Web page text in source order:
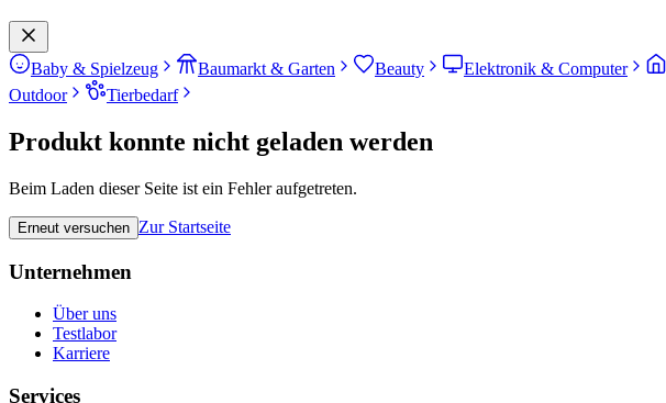
Baby & Spielzeug Baumarkt & Garten Beauty Elektronik & Computer
Outdoor
Tierbedarf
Produkt konnte nicht geladen werden
Beim Laden dieser Seite ist ein Fehler aufgetreten.
Erneut versuchen Zur Startseite
Unternehmen
Über uns
Testlabor
Karriere
Services